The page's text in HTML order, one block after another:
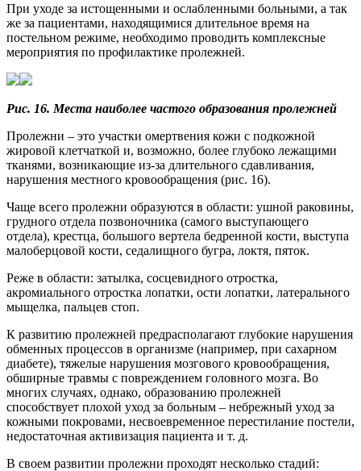
При уходе за истощенными и ослабленными больными, а так
же за пациентами, находящимися длительное время на
постельном режиме, необходимо проводить комплексные
мероприятия по профилактике пролежней.
Рис. 16. Места наиболее частого образования пролежней
Пролежни – это участки омертвения кожи с подкожной
жировой клетчаткой и, возможно, более глубоко лежащими
тканями, возникающие из-за длительного сдавливания,
нарушения местного кровообращения (рис. 16).
Чаще всего пролежни образуются в области: ушной раковины,
грудного отдела позвоночника (самого выступающего
отдела), крестца, большого вертела бедренной кости, выступа
малоберцовой кости, седалищного бугра, локтя, пяток.
Реже в области: затылка, сосцевидного отростка,
акромиального отростка лопатки, ости лопатки, латерального
мыщелка, пальцев стоп.
К развитию пролежней предрасполагают глубокие нарушения
обменных процессов в организме (например, при сахарном
диабете), тяжелые нарушения мозгового кровообращения,
обширные травмы с повреждением головного мозга. Во
многих случаях, однако, образованию пролежней
способствует плохой уход за больным – небрежный уход за
кожными покровами, несвоевременное перестилание постели,
недостаточная активизация па­циента и т. д.
В своем развитии пролежни проходят несколько стадий: